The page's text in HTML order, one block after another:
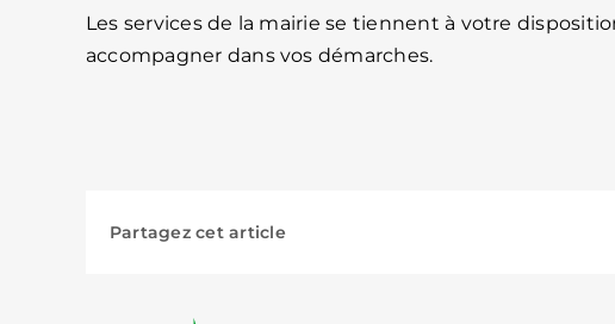
Les services de la mairie se tiennent à votre
accompagner dans vos démarches.
Partagez cet article